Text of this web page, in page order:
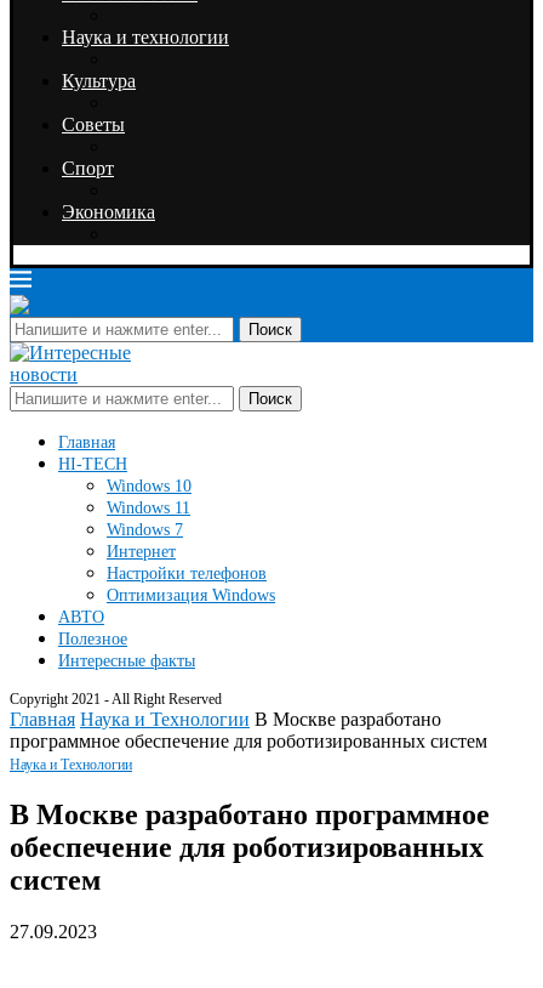
Наука и технологии
Культура
Советы
Спорт
Экономика
Поиск
Поиск
Главная
HI-TECH
Windows 10
Windows 11
Windows 7
Интернет
Настройки телефонов
Оптимизация Windows
АВТО
Полезное
Интересные факты
Copyright 2021 - All Right Reserved
Главная Наука и Технологии В Москве разработано
программное обеспечение для роботизированных систем
Наука и Технологии
В Москве разработано программное
обеспечение для роботизированных
систем
27.09.2023